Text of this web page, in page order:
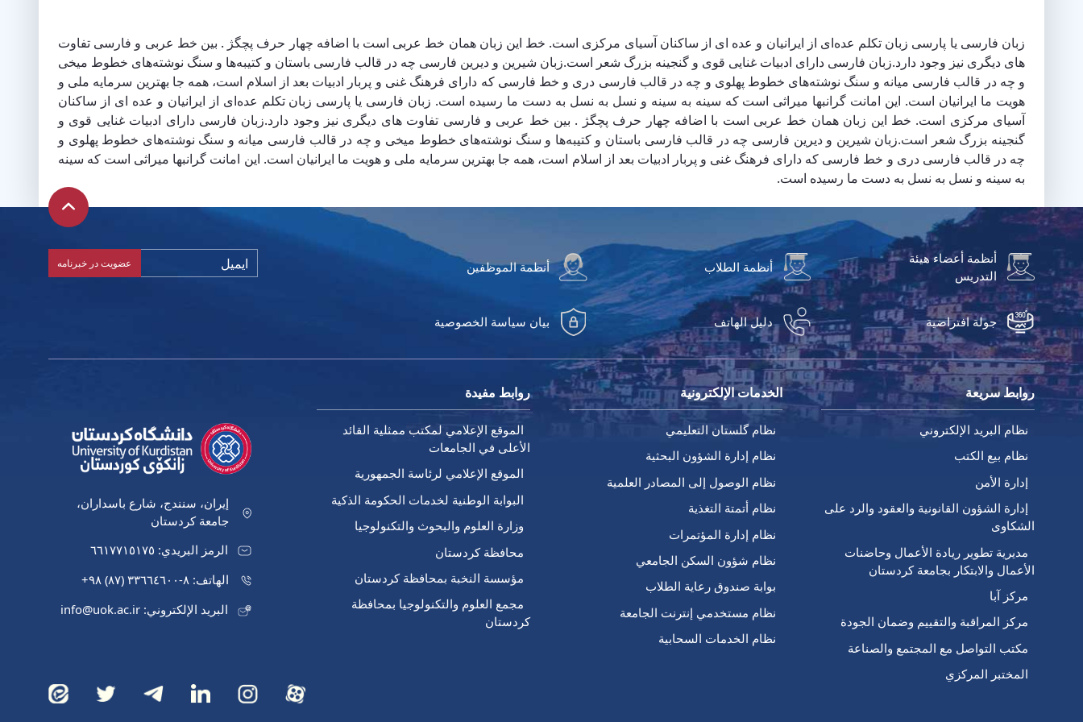
زبان فارسی یا پارسی زبان تکلم عده‌ای از ایرانیان و عده ای از ساکنان آسیای مرکزی است. خط این زبان همان خط عربی است با اضافه چهار حرف پچگژ . بین خط عربی و فارسی تفاوت
های دیگری نیز وجود دارد.زبان فارسی دارای ادبیات غنایی قوی و گنجینه بزرگ شعر است.زبان شیرین و دیرین فارسی چه در قالب فارسی باستان و کتیبه‌ها و سنگ نوشته‌های خطوط میخی
و چه در قالب فارسی میانه و سنگ نوشته‌های خطوط پهلوی و چه در قالب فارسی دری و خط فارسی که دارای فرهنگ غنی و پربار ادبیات بعد از اسلام است، همه جا بهترین سرمایه ملی و
هویت ما ایرانیان است. این امانت گرانبها میراثی است که سینه به سینه و نسل به نسل به دست ما رسیده است. زبان فارسی یا پارسی زبان تکلم عده‌ای از ایرانیان و عده ای از ساکنان
آسیای مرکزی است. خط این زبان همان خط عربی است با اضافه چهار حرف پچگژ . بین خط عربی و فارسی تفاوت های دیگری نیز وجود دارد.زبان فارسی دارای ادبیات غنایی قوی و
گنجینه بزرگ شعر است.زبان شیرین و دیرین فارسی چه در قالب فارسی باستان و کتیبه‌ها و سنگ نوشته‌های خطوط میخی و چه در قالب فارسی میانه و سنگ نوشته‌های خطوط پهلوی و
چه در قالب فارسی دری و خط فارسی که دارای فرهنگ غنی و پربار ادبیات بعد از اسلام است، همه جا بهترین سرمایه ملی و هویت ما ایرانیان است. این امانت گرانبها میراثی است که سینه
به سینه و نسل به نسل به دست ما رسیده است.
أنظمة أعضاء هيئة
التدريس
أنظمة الطلاب أنظمة الموظفين
جولة افتراضية دليل الهاتف بيان سياسة الخصوصية
روابط سريعة
نظام البريد الإلكتروني
نظام بيع الكتب
إدارة الأمن
إدارة الشؤون القانونية والعقود والرد على
الشكاوى
مديرية تطوير ريادة الأعمال وحاضنات
الأعمال والابتكار بجامعة كردستان
مركز آبا
مركز المراقبة والتقييم وضمان الجودة
مكتب التواصل مع المجتمع والصناعة
المختبر المركزي
الخدمات الإلكترونية
نظام گلستان التعليمي
نظام إدارة الشؤون البحثية
نظام الوصول إلى المصادر العلمية
نظام أتمتة التغذية
نظام إدارة المؤتمرات
نظام شؤون السكن الجامعي
بوابة صندوق رعاية الطلاب
نظام مستخدمي إنترنت الجامعة
نظام الخدمات السحابية
روابط مفيدة
الموقع الإعلامي لمكتب ممثلية القائد
الأعلى في الجامعات
الموقع الإعلامي لرئاسة الجمهورية
البوابة الوطنية لخدمات الحكومة الذكية
وزارة العلوم والبحوث والتكنولوجيا
محافظة كردستان
مؤسسة النخبة بمحافظة كردستان
مجمع العلوم والتكنولوجيا بمحافظة
كردستان
إيران، سنندج، شارع باسداران،
جامعة كردستان
الرمز البريدي: ٦٦١٧٧١٥١٧٥
الهاتف: ٨-٣٣٦٦٤٦٠٠ (٨٧) ٩٨+
البريد الإلكتروني: info@uok.ac.ir